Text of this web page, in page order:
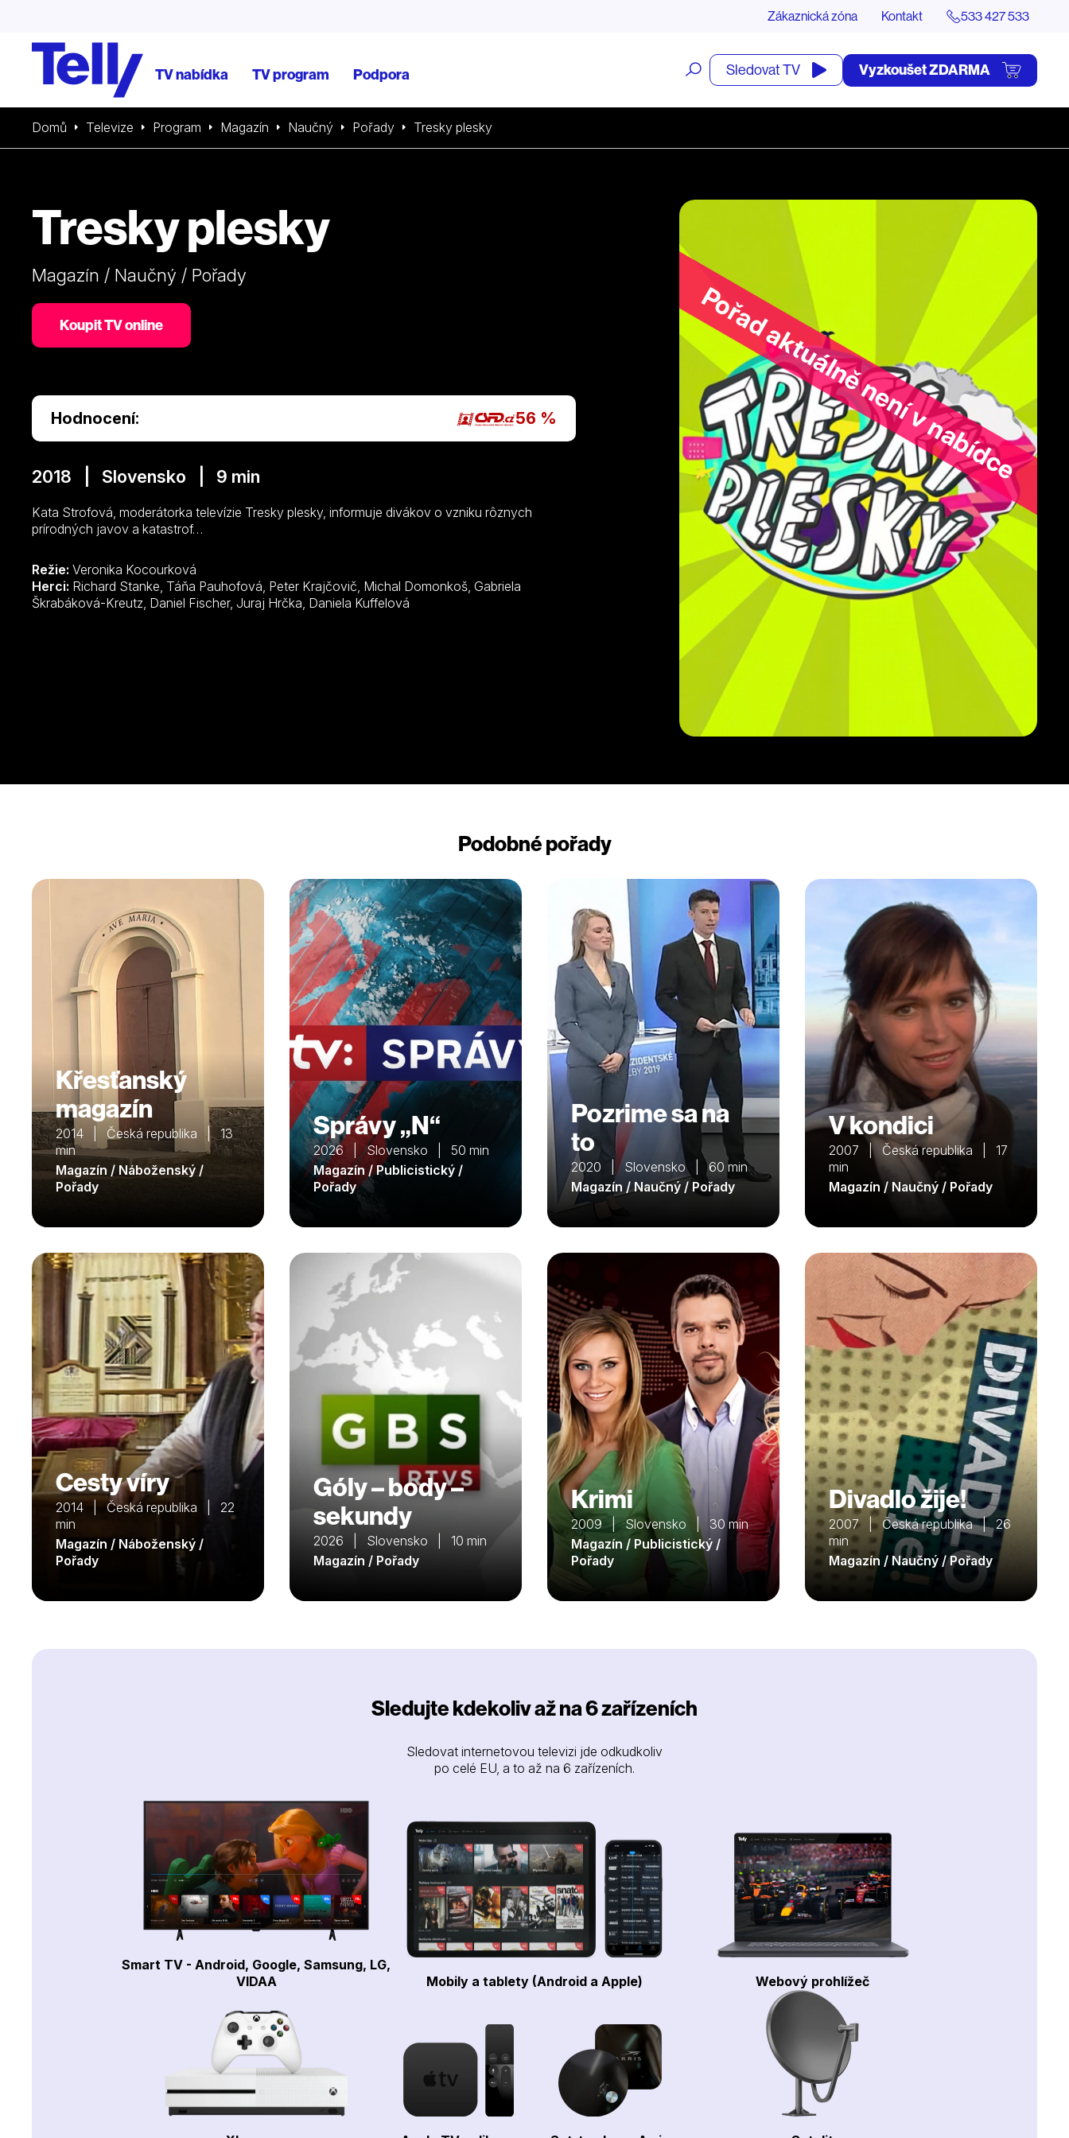
Zákaznická zóna Kontakt 533 427 533
TV nabídka TV program Podpora
Otevřít
vyhledávání
Sledovat TV Vyzkoušet ZDARMA
Domů Televize Program Magazín Naučný Pořady Tresky plesky
Pořad aktuálně není v nabídce
Tresky plesky
Magazín / Naučný / Pořady
Koupit TV online
Hodnocení: 56 %
2018 | Slovensko | 9 min
Kata Strofová, moderátorka televízie Tresky plesky, informuje divákov o vzniku rôznych
prírodných javov a katastrof…
Režie: Veronika Kocourková
Herci:
Škrabáková-Kreutz, Daniel Fischer, Juraj Hrčka, Daniela Kuffelová
Podobné pořady
Křesťanský
magazín
2014 | Česká republika | 13
min
Magazín / Náboženský /
Pořady
Správy „N“
2026 | Slovensko | 50 min
Magazín / Publicistický /
Pořady
Pozrime sa na
to
2020 | Slovensko | 60 min
Magazín / Naučný / Pořady
V kondici
2007 | Česká republika | 17
min
Magazín / Naučný / Pořady
Cesty víry
2014 | Česká republika | 22
min
Magazín / Náboženský /
Pořady
Góly – body –
sekundy
2026 | Slovensko | 10 min
Magazín / Pořady
Krimi
2009 | Slovensko | 30 min
Magazín / Publicistický /
Pořady
Divadlo žije!
2007 | Česká republika | 26
min
Magazín / Naučný / Pořady
Sledujte kdekoliv až na 6 zařízeních
Sledovat internetovou televizi jde odkudkoliv
po celé EU, a to až na 6 zařízeních.
Smart TV - Android, Google, Samsung, LG,
VIDAA
Mobily a tablety (Android a Apple) Webový prohlížeč